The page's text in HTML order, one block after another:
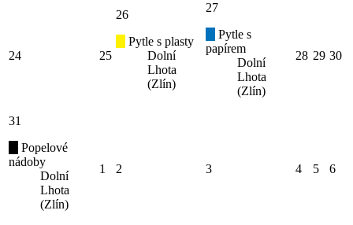
24 25
26
Pytle s plasty
Dolní
Lhota
(Zlín)
27
Pytle s
papírem
Dolní
Lhota
(Zlín)
28 29 30
31
Popelové
nádoby
Dolní
Lhota
(Zlín)
1 2 3 4 5 6